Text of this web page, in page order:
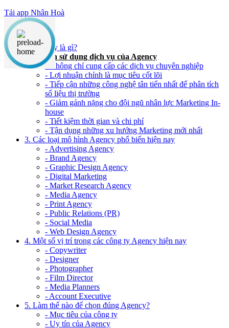
Tải app Nhân Hoà
Nội dung chính
1. Agency là gì?
2. Lợi ích sử dụng dịch vụ của Agency
- Không chỉ cung cấp các dịch vụ chuyên nghiệp
- Lợi nhuận chính là mục tiêu cốt lõi
- Tiếp cận những công nghệ tân tiến nhất để phân tích
số liệu thị trường
- Giảm gánh nặng cho đội ngũ nhân lực Marketing In-
house
- Tiết kiệm thời gian và chi phí
- Tận dụng những xu hướng Marketing mới nhất
3. Các loại mô hình Agency phổ biến hiện nay
- Advertising Agency
- Brand Agency
- Graphic Design Agency
- Digital Marketing
- Market Research Agency
- Media Agency
- Print Agency
- Public Relations (PR)
- Social Media
- Web Design Agency
4. Một số vị trí trong các công ty Agency hiện nay
- Copywriter
- Designer
- Photographer
- Film Director
- Media Planners
- Account Executive
5. Làm thế nào để chọn đúng Agency?
- Mục tiêu của công ty
- Uy tín của Agency